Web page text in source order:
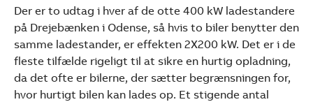
Der er to udtag i hver af de otte 400 kW ladestandere
på Drejebænken i Odense, så hvis to biler benytter den
samme ladestander, er effekten 2X200 kW. Det er i de
fleste tilfælde rigeligt til at sikre en hurtig opladning,
da det ofte er bilerne, der sætter begrænsningen for,
hvor hurtigt bilen kan lades op. Et stigende antal